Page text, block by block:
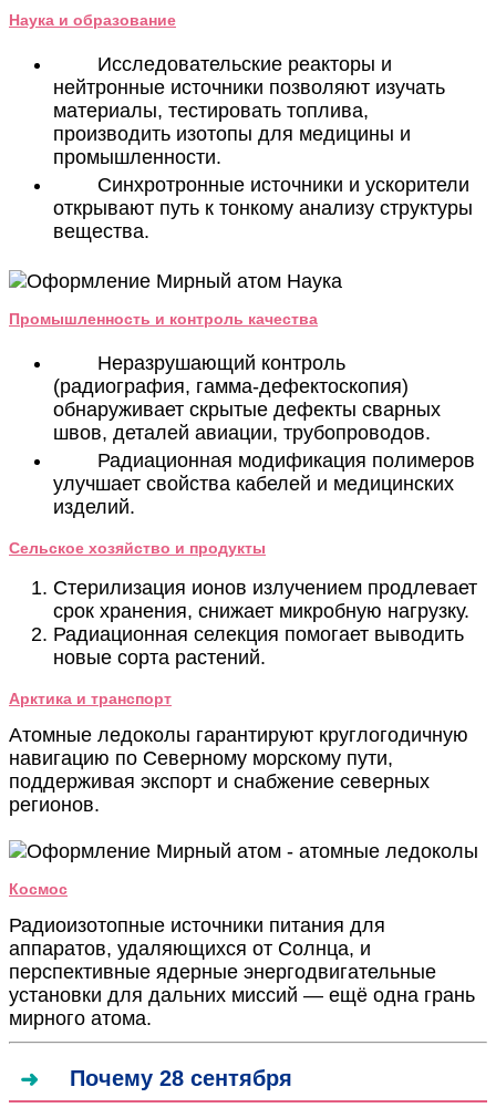
Наука и образование
Исследовательские реакторы и
нейтронные источники позволяют изучать
материалы, тестировать топлива,
производить изотопы для медицины и
промышленности.
Синхротронные источники и ускорители
открывают путь к тонкому анализу структуры
вещества.
Промышленность и контроль качества
Неразрушающий контроль
(радиография, гамма-дефектоскопия)
обнаруживает скрытые дефекты сварных
швов, деталей авиации, трубопроводов.
Радиационная модификация полимеров
улучшает свойства кабелей и медицинских
изделий.
Сельское хозяйство и продукты
Стерилизация ионов излучением продлевает
срок хранения, снижает микробную нагрузку.
Радиационная селекция помогает выводить
новые сорта растений.
Арктика и транспорт
Атомные ледоколы гарантируют круглогодичную
навигацию по Северному морскому пути,
поддерживая экспорт и снабжение северных
регионов.
Космос
Радиоизотопные источники питания для
аппаратов, удаляющихся от Солнца, и
перспективные ядерные энергодвигательные
установки для дальних миссий — ещё одна грань
мирного атома.
Почему 28 сентября